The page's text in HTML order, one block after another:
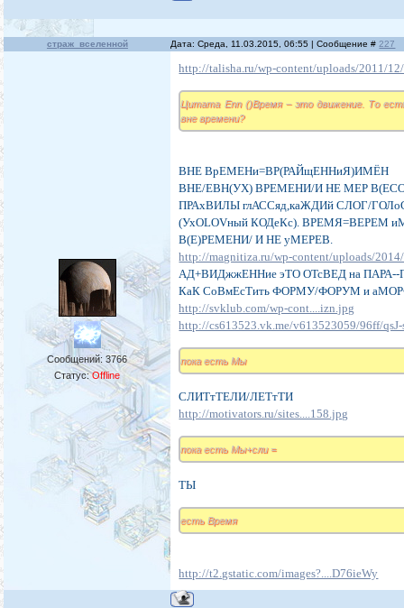
страж_вселенной Дата: Среда, 11.03.2015, 06:55 | Сообщение #227
Сообщений:3766
Статус:Offline
http://talisha.ru/wp-content/uploads/2011/
Цитата Enn ()Время – это движение. То
вне времени?
ВНЕ ВрЕМЕНи=ВР(РАЙщЕННиЯ)ИМЁН
ВНЕ/ЕВН(УХ) ВРЕМЕНИ/И НЕ МЕР
ПРАхВИЛЫ глАССяд,каЖДИй СЛОГ/ГОЛоС
(УхОLOVный КОДеКс). ВРЕМЯ=ВЕРЕМ
В(Е)РЕМЕНИ/ И НЕ уМЕРЕВ.
http://magnitiza.ru/wp-content/uploads/
АД+ВИДжжЕННие эТО ОТсВЕД на
КаК СоВмЕсТить ФОРМУ/ФОРУМ и
http://svklub.com/wp-cont....izn.jpg
http://cs613523.vk.me/v613523059/96ff/
пока есть Мы
СЛИТтТЕЛИ/ЛЕТтТИ
http://motivators.ru/sites....158.jpg
пока есть Мы+сли =
ТЫ
есть Время
http://t2.gstatic.com/images?....D76ieWy